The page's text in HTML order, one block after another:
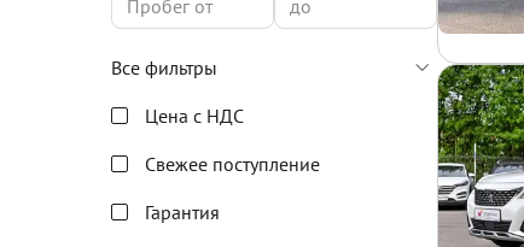
Все фильтры
Цена с НДС
Свежее поступление
Гарантия